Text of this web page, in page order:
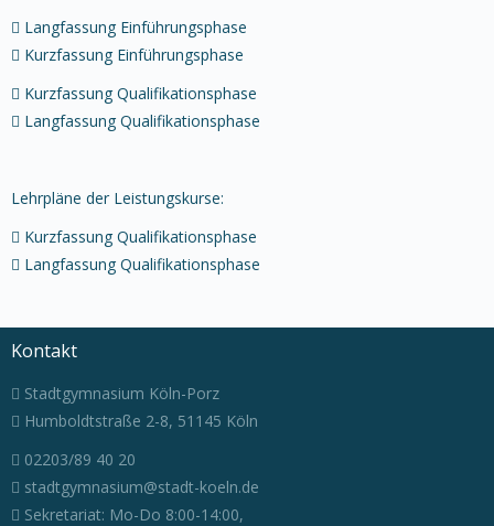
Langfassung Einführungsphase
Kurzfassung Einführungsphase
Kurzfassung Qualifikationsphase
Langfassung Qualifikationsphase
Lehrpläne der Leistungskurse:
Kurzfassung Qualifikationsphase
Langfassung Qualifikationsphase
Kontakt
Stadtgymnasium Köln-Porz
Humboldtstraße 2-8, 51145 Köln
02203/89 40 20
stadtgymnasium@stadt-koeln.de
Sekretariat: Mo-Do 8:00-14:00,